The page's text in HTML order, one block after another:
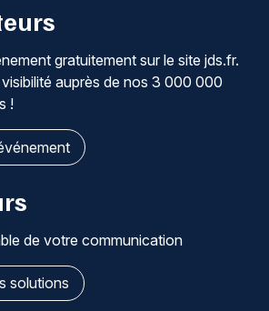
gratuitement sur le site jds.fr.
auprès de nos 3 000 000
!
de votre communication
solutions